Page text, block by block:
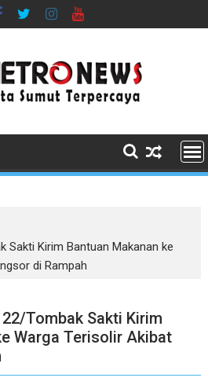
Sakti Kirim Bantuan Makanan ke
di Rampah
Tombak Sakti Kirim
Warga Terisolir Akibat